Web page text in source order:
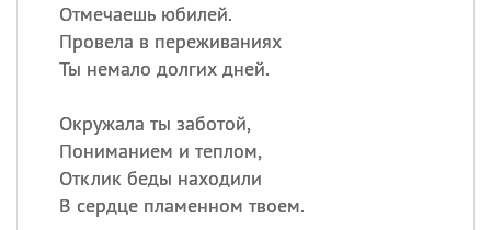
Отмечаешь юбилей.
Провела в переживаниях
Ты немало долгих дней.
Окружала ты заботой,
Пониманием и теплом,
Отклик беды находили
В сердце пламенном твоем.
маяка
07.08
ИМЕНА
Сегодня празднуют именины